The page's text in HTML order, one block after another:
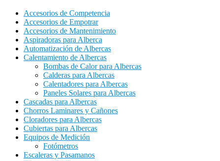
Accesorios de Competencia
Accesorios de Empotrar
Accesorios de Mantenimiento
Aspiradoras para Alberca
Automatización de Albercas
Calentamiento de Albercas
Bombas de Calor para Albercas
Calderas para Albercas
Calentadores para Albercas
Paneles Solares para Albercas
Cascadas para Albercas
Chorros Laminares y Cañones
Cloradores para Albercas
Cubiertas para Albercas
Equipos de Medición
Fotómetros
Escaleras y Pasamanos